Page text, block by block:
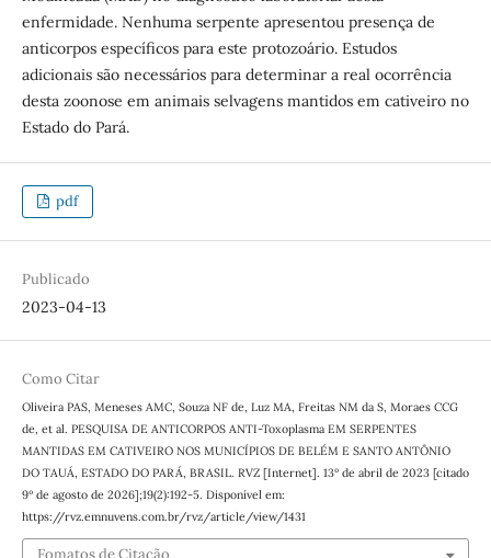
enfermidade. Nenhuma serpente apresentou presença de
anticorpos específicos para este protozoário. Estudos
adicionais são necessários para determinar a real ocorrência
desta zoonose em animais selvagens mantidos em cativeiro no
Estado do Pará.
pdf
Publicado
2023-04-13
Como Citar
Oliveira PAS, Meneses AMC, Souza NF de, Luz MA, Freitas NM da S, Moraes CCG
de, et al. PESQUISA DE ANTICORPOS ANTI-Toxoplasma EM SERPENTES
MANTIDAS EM CATIVEIRO NOS MUNICÍPIOS DE BELÉM E SANTO ANTÔNIO
DO TAUÁ, ESTADO DO PARÁ, BRASIL. RVZ [Internet]. 13º de abril de 2023 [citado
9º de agosto de 2026];19(2):192-5. Disponível em:
https://rvz.emnuvens.com.br/rvz/article/view/1431